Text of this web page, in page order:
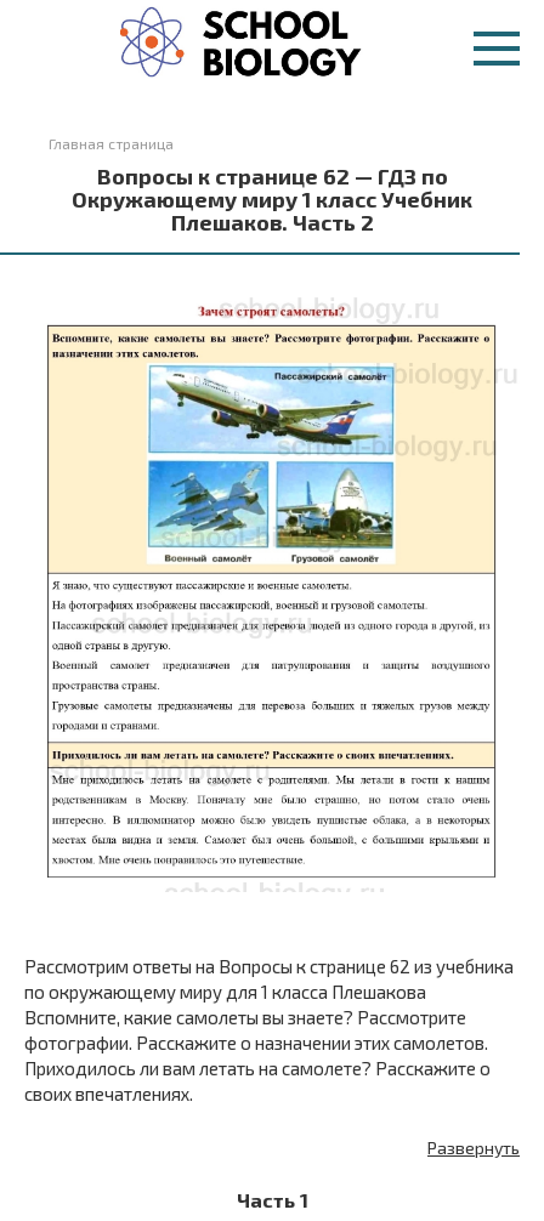
Главная страница
Вопросы к странице 62 — ГДЗ по
Окружающему миру 1 класс Учебник
Плешаков. Часть 2
Развернуть
Рассмотрим ответы на Вопросы к странице 62 из учебника
по окружающему миру для 1 класса Плешакова
Вспомните, какие самолеты вы знаете? Рассмотрите
фотографии. Расскажите о назначении этих самолетов.
Приходилось ли вам летать на самолете? Расскажите о
своих впечатлениях.
Часть 1